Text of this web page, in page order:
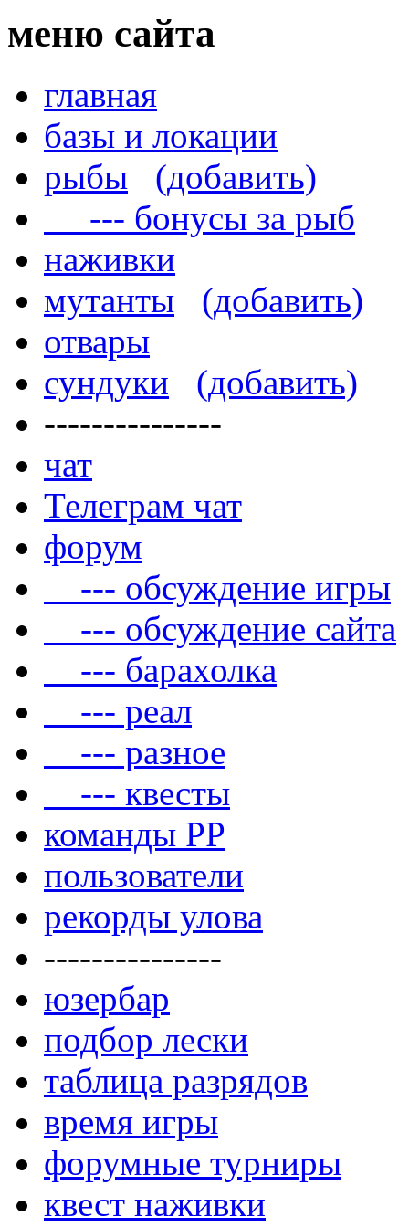
меню сайта
главная
базы и локации
рыбы
(добавить)
--- бонусы за рыб
наживки
мутанты
(добавить)
отвары
сундуки
(добавить)
---------------
чат
Телеграм чат
форум
--- обсуждение игры
--- обсуждение сайта
--- барахолка
--- реал
--- разное
--- квесты
команды РР
пользователи
рекорды улова
---------------
юзербар
подбор лески
таблица разрядов
время игры
форумные турниры
квест наживки